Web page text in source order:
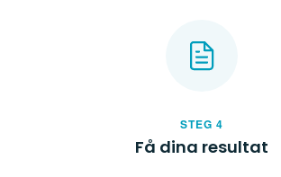
STEG 4
Få dina resultat